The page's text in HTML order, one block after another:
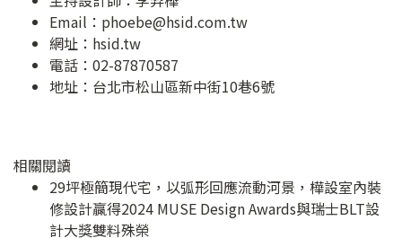
Email： phoebe@hsid.com.tw
網址： hsid.tw
電話：02-87870587
地址： 台北市松山區新中街10巷6號
相關閱讀
29坪極簡現代宅，以弧形回應流動河景，樺設室內裝
修設計贏得2024 MUSE Design Awards與瑞士BLT設
計大獎雙料殊榮